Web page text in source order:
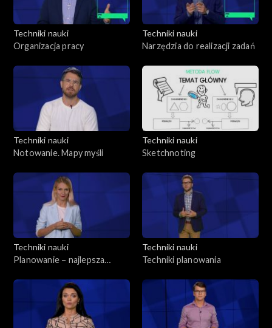
Techniki nauki
Organizacja pracy
Techniki nauki
Narzędzia do realizacji zadań
Techniki nauki
Notowanie. Mapy myśli
Techniki nauki
Sketchnoting
Techniki nauki
Planowanie – najlepsza
Techniki nauki
Techniki planowania